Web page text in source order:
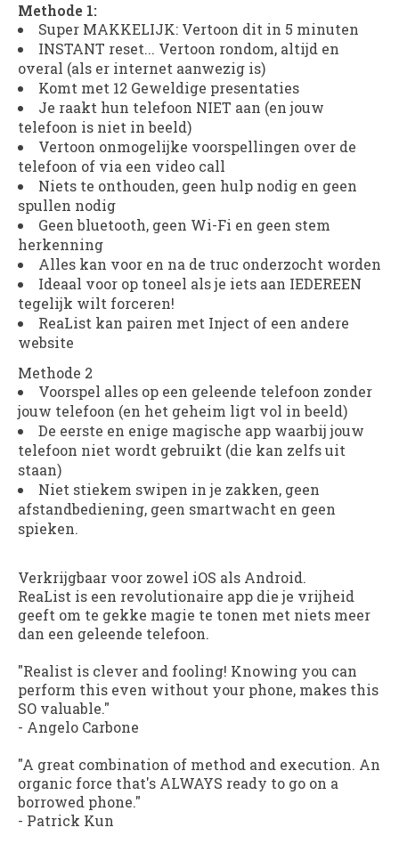
Methode 1:
Super MAKKELIJK: Vertoon dit in 5 minuten
INSTANT reset... Vertoon rondom, altijd en
overal (als er internet aanwezig is)
Komt met 12 Geweldige presentaties
Je raakt hun telefoon NIET aan (en jouw
telefoon is niet in beeld)
Vertoon onmogelijke voorspellingen over de
telefoon of via een video call
Niets te onthouden, geen hulp nodig en geen
spullen nodig
Geen bluetooth, geen Wi-Fi en geen stem
herkenning
Alles kan voor en na de truc onderzocht worden
Ideaal voor op toneel als je iets aan IEDEREEN
tegelijk wilt forceren!
ReaList kan pairen met Inject of een andere
website
Methode 2
Voorspel alles op een geleende telefoon zonder
jouw telefoon (en het geheim ligt vol in beeld)
De eerste en enige magische app waarbij jouw
telefoon niet wordt gebruikt (die kan zelfs uit
staan)
Niet stiekem swipen in je zakken, geen
afstandbediening, geen smartwacht en geen
spieken.
Verkrijgbaar voor zowel iOS als Android.
ReaList is een revolutionaire app die je vrijheid
geeft om te gekke magie te tonen met niets meer
dan een geleende telefoon.
"Realist is clever and fooling! Knowing you can
perform this even without your phone, makes this
SO valuable."
- Angelo Carbone
"A great combination of method and execution. An
organic force that's ALWAYS ready to go on a
borrowed phone."
- Patrick Kun